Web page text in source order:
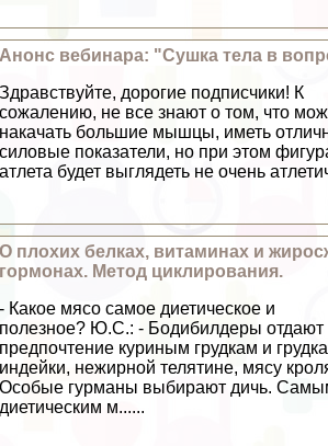
Анонс вебинара: "Сушка тела в
Здравствуйте, дорогие подписчики! К
сожалению, не все знают о том, что
накачать большие мышцы, иметь
силовые показатели, но при этом
атлета будет выглядеть не очень
О плохих белках, витаминах и
гормонах. Метод циклирования.
- Какое мясо самое диетическое и
полезное? Ю.С.: - Бодибилдеры отдают
предпочтение куриным грудкам и
индейки, нежирной телятине, мясу
Особые гурманы выбирают дичь.
диетическим м......